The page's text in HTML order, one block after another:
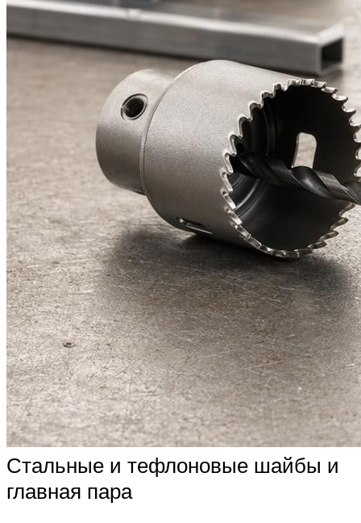
Стальные и тефлоновые шайбы и
главная пара